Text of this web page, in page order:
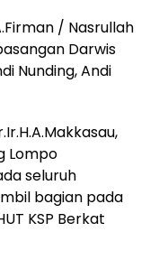
/ Nasrullah
Darwis
Nunding, Andi
Lompo
seluruh
bagian pada
KSP Berkat